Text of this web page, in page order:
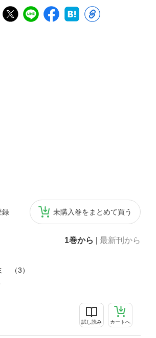
録 未購入巻をまとめて買う
1巻から 最新刊から
（3）
試し読み カートへ